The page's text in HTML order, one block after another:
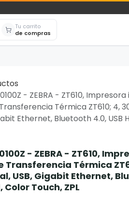
Tu carrito
de compras
- ZEBRA - ZT610,
Térmica ZT610; 4,
Ethernet, Bluetooth 4.0, USB
- ZEBRA - ZT610,
Transferencia Térmica
USB, Gigabit Ethernet,
Color Touch, ZPL